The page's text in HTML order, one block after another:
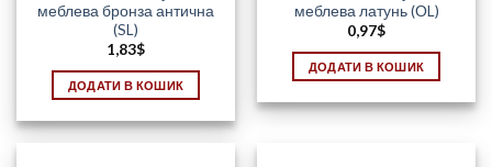
меблева бронза антична
(SL)
1,83$
ДОДАТИ В КОШИК
меблева латунь (ОL)
0,97$
ДОДАТИ В КОШИК